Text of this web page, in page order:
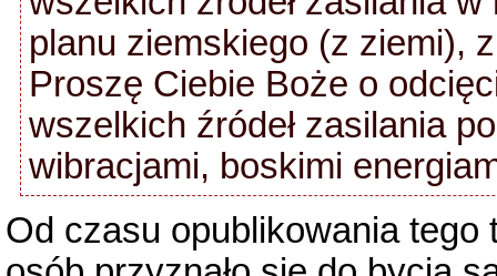
planu ziemskiego (z ziemi),
Proszę Ciebie Boże o
wszelkich źródeł zasilania
wibracjami, boskimi
Od czasu opublikowania